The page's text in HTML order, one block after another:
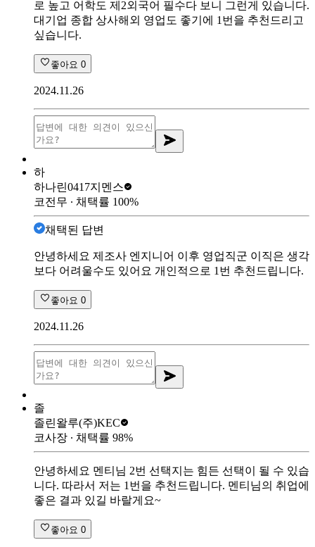
로 높고 어학도 제2외국어 필수다 보니 그런게 있습니다.
대기업 종합 상사해외 영업도 좋기에 1번을 추천드리고
싶습니다.
좋아요 0
2024.11.26
하
하나린0417지멘스
코전무 ∙ 채택률 100%
채택된 답변
안녕하세요 제조사 엔지니어 이후 영업직군 이직은 생각
보다 어려울수도 있어요 개인적으로 1번 추천드립니다.
좋아요 0
2024.11.26
졸
졸린왈루(주)KEC
코사장 ∙ 채택률 98%
안녕하세요 멘티님 2번 선택지는 힘든 선택이 될 수 있습
니다. 따라서 저는 1번을 추천드립니다. 멘티님의 취업에
좋은 결과 있길 바랄게요~
좋아요 0